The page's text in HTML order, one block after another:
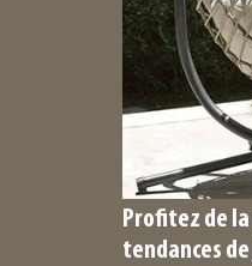
Profitez de
tendances